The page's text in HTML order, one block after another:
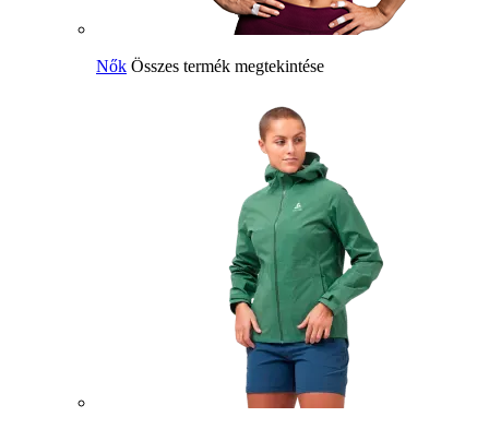
Nők Összes termék megtekintése